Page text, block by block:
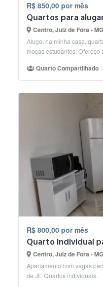
R$ 850,00 por mês
Centro, Juiz de Fora - MG
Alugo, na minha casa,
moças estudantes. Ofereço
Quarto Compartilhado
R$ 800,00 por mês
Quarto individual
Centro, Juiz de Fora - MG
Apartamento com vagas
de JF. Quartos individuais.